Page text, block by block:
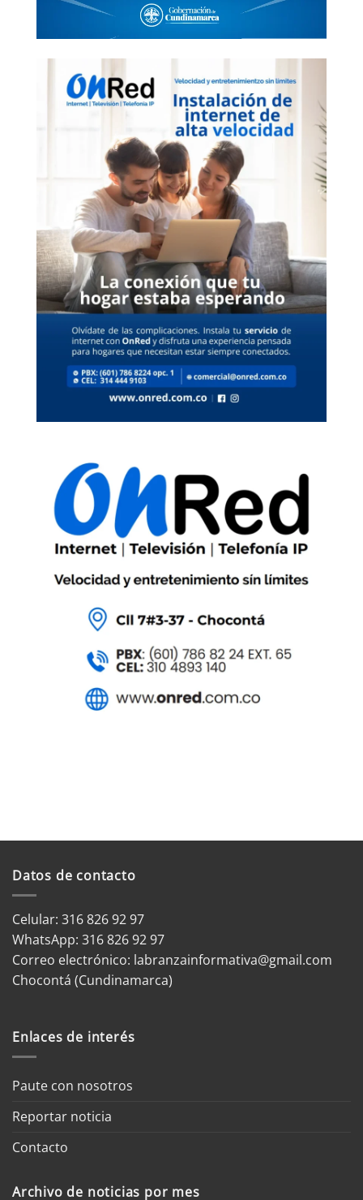
Datos de contacto
Celular: 316 826 92 97
WhatsApp: 316 826 92 97
Correo electrónico: labranzainformativa@gmail.com
Chocontá (Cundinamarca)
Enlaces de interés
Paute con nosotros
Reportar noticia
Contacto
Archivo de noticias por mes